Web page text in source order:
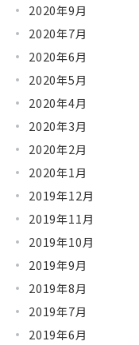
2020年9月
2020年7月
2020年6月
2020年5月
2020年4月
2020年3月
2020年2月
2020年1月
2019年12月
2019年11月
2019年10月
2019年9月
2019年8月
2019年7月
2019年6月